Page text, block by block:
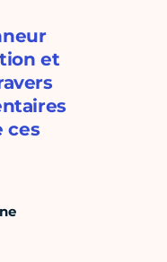
et
ces